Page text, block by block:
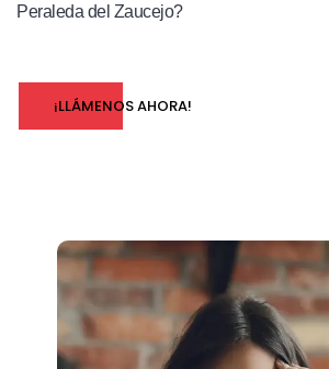
Peraleda del Zaucejo?
¡LLÁMENOS AHORA!